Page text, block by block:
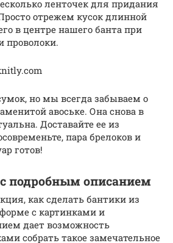
ленточек для придания
отрежем кусок длинной
в центре нашего банта при
но мы всегда забываем о
авоське. Она снова в
Доставайте ее из
пара брелоков и
готов!
подробным описанием
как сделать бантики из
с картинками и
дает возможность
собрать такое замечательное